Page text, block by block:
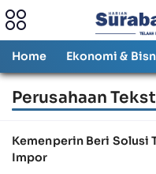
Home Ekonomi &
Perusahaan
Kemenperin Beri Solusi
Impor